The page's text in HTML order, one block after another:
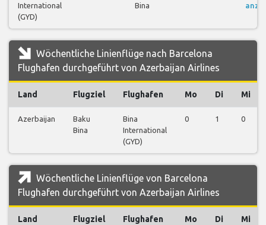
International
(GYD)
Bina
Wöchentliche Linienflüge nach Barcelona
Flughafen durchgeführt von Azerbaijan Airlines
Land Flugziel Flughafen Mo Di Mi
Azerbaijan
Baku
Bina
Bina
International
(GYD)
0 1 0
Wöchentliche Linienflüge von Barcelona
Flughafen durchgeführt von Azerbaijan Airlines
Land Flugziel Flughafen Mo Di Mi